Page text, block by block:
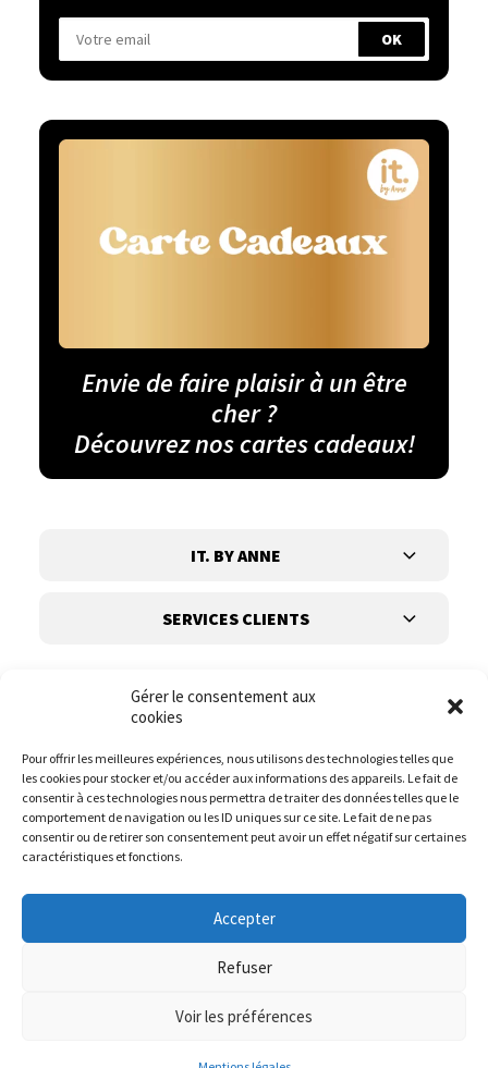
Gérer le consentement aux
cookies
Pour offrir les meilleures expériences, nous utilisons des technologies telles que
les cookies pour stocker et/ou accéder aux informations des appareils. Le fait de
consentir à ces technologies nous permettra de traiter des données telles que le
comportement de navigation ou les ID uniques sur ce site. Le fait de ne pas
consentir ou de retirer son consentement peut avoir un effet négatif sur certaines
caractéristiques et fonctions.
Accepter
Refuser
Voir les préférences
Envie de faire plaisir à un être
cher ?
Découvrez nos cartes cadeaux!
IT. BY ANNE
SERVICES CLIENTS
Suivez-nous
Website :DIREXION.BE